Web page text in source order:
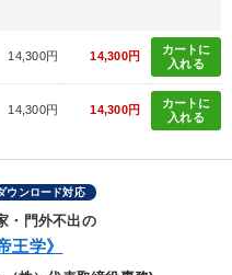
14,300円 14,300円
カートに
入れる
14,300円 14,300円
カートに
入れる
ウンロード対応
・門外不出の
王学》